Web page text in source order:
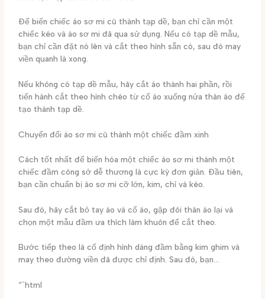
Để biến chiếc áo sơ mi cũ thành tạp dề, bạn chỉ cần một
chiếc kéo và áo sơ mi đã qua sử dụng. Nếu có tạp dề mẫu,
bạn chỉ cần đặt nó lên và cắt theo hình sẵn có, sau đó may
viền quanh là xong.
Nếu không có tạp dề mẫu, hãy cắt áo thành hai phần, rồi
tiến hành cắt theo hình chéo từ cổ áo xuống nửa thân áo để
tạo thành tạp dề.
Chuyển đổi áo sơ mi cũ thành một chiếc đầm xinh
Cách tốt nhất để biến hóa một chiếc áo sơ mi thành một
chiếc đầm công sở dễ thương là cực kỳ đơn giản. Đầu tiên,
bạn cần chuẩn bị áo sơ mi cỡ lớn, kim, chỉ và kéo.
Sau đó, hãy cắt bỏ tay áo và cổ áo, gập đôi thân áo lại và
chọn một mẫu đầm ưa thích làm khuôn để cắt theo.
Bước tiếp theo là cố định hình dáng đầm bằng kim ghim và
may theo đường viền đã được chỉ định. Sau đó, bạn…
“`html